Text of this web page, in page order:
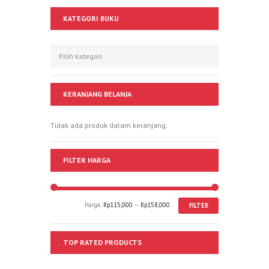
KATEGORI BUKU
KERANJANG BELANJA
Tidak ada produk dalam keranjang.
FILTER HARGA
FILTER
Harga: Rp115,000 — Rp158,000
TOP RATED PRODUCTS